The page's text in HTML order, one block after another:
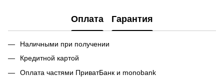
Оплата Гарантия
Наличными при получении
Кредитной картой
Оплата частями ПриватБанк и monobank